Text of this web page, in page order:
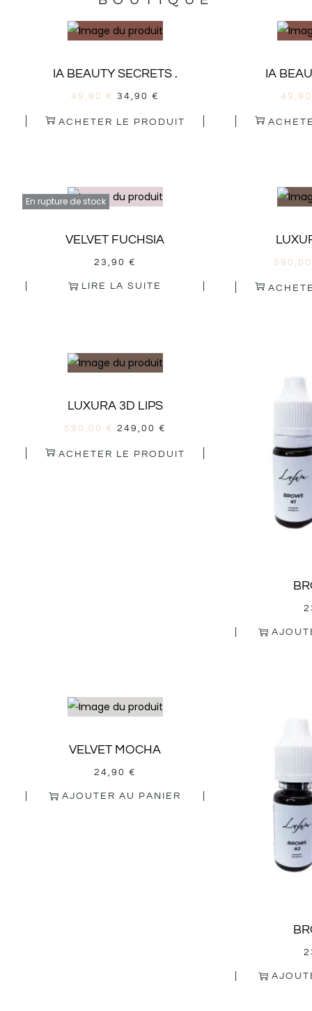
IA BEAUTY SECRETS .
49,90 € 34,90 €
ACHETER LE PRODUIT
IA
En rupture de stock
VELVET FUCHSIA
23,90 €
LIRE LA SUITE
LUXURA 3D LIPS
590,00 € 249,00 €
ACHETER LE PRODUIT
VELVET MOCHA
24,90 €
AJOUTER AU PANIER